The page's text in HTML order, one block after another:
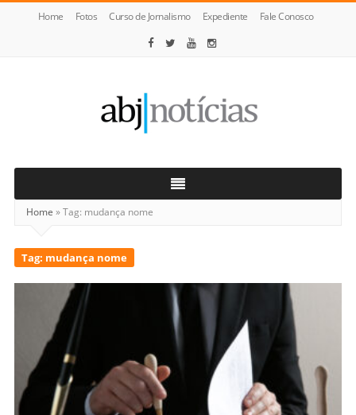
Home Fotos Curso de Jornalismo Expediente Fale Conosco
Notícias
Home »Tag: mudança nome
Tag: mudança nome